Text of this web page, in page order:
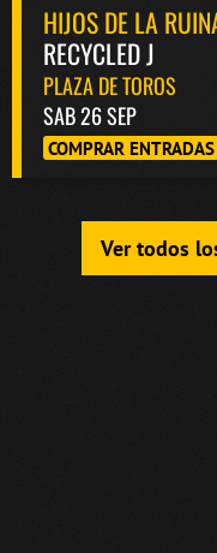
HIJOS DE LA
RECYCLED J
PLAZA DE TOROS
SAB 26 SEP
COMPRAR ENTRADAS
Ver todos